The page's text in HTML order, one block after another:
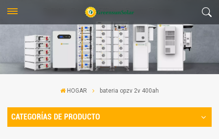
HOGAR bateria opzv 2v 400ah
CATEGORÍAS DE PRODUCTO